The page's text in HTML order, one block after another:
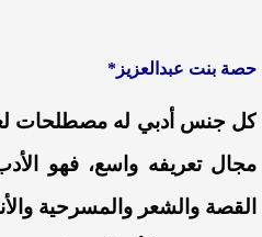
حصة بنت عبدالعزيز*
كل جنس أدبي له مصطلحات
مجال تعريفه واسع، فهو
القصة والشعر والمسرحية